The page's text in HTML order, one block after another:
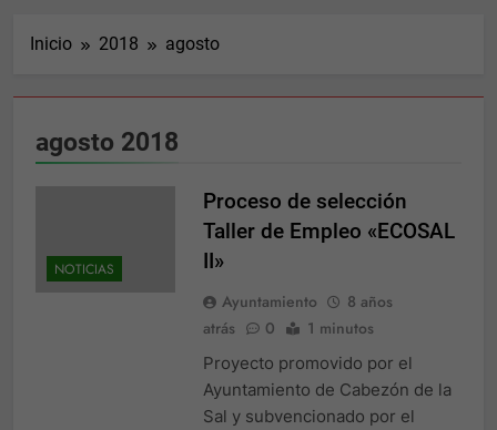
Inicio 2018 agosto
agosto 2018
NOTICIAS
Proceso de selección
Taller de Empleo «ECOSAL
II»
Ayuntamiento
8 años
atrás
0 1 minutos
Proyecto promovido por el
Ayuntamiento de Cabezón de la
Sal y subvencionado por el